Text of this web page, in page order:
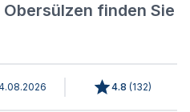
finden Sie
4.8 (132)